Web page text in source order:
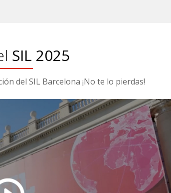
SIL 2025
del SIL Barcelona ¡No te lo pierdas!